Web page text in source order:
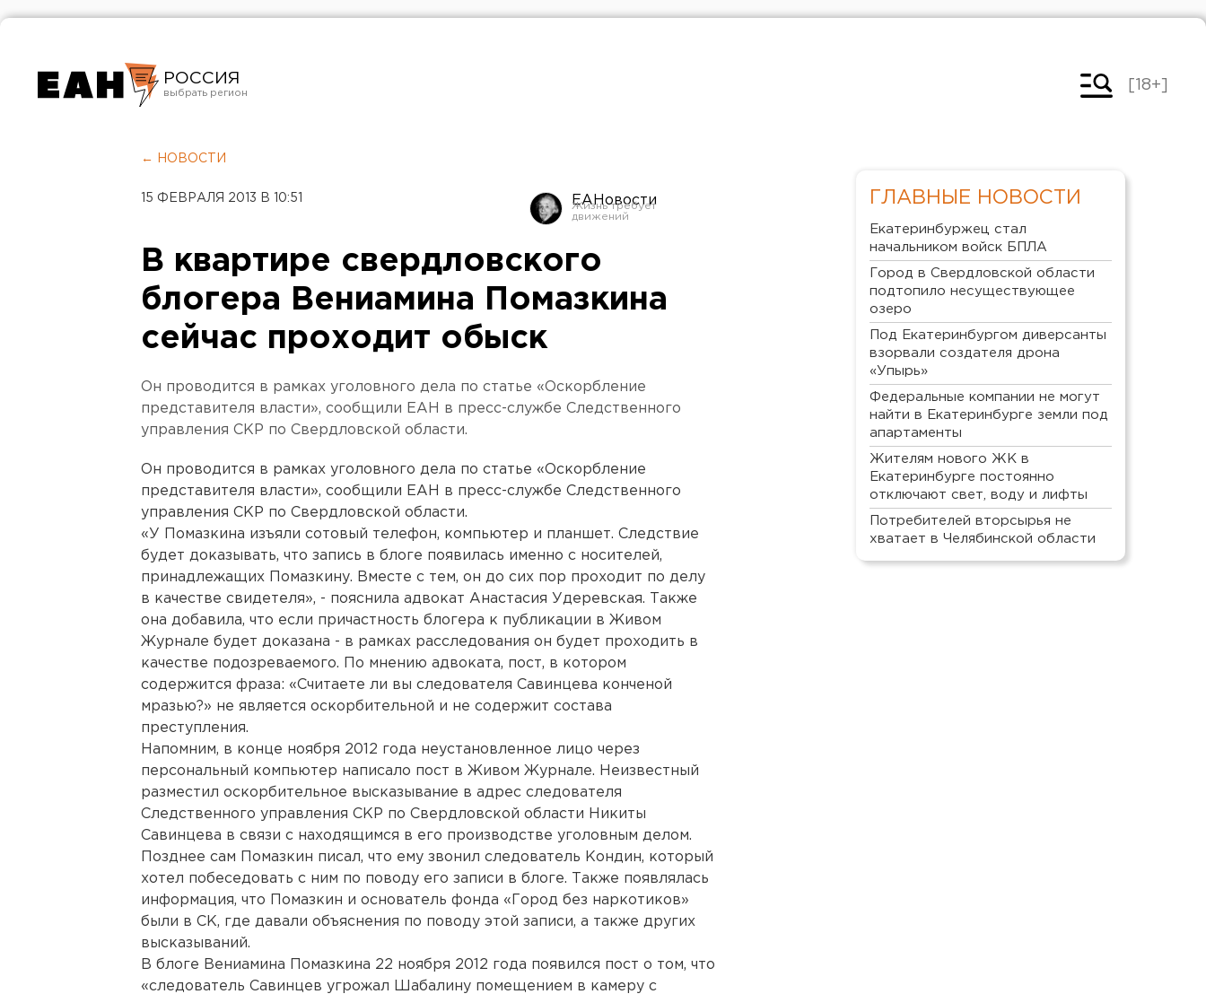
РОССИЯ
Челябинск
[18+]
← НОВОСТИ
15 ФЕВРАЛЯ 2013 В 10:51 ЕАНовости
В квартире свердловского
блогера Вениамина Помазкина
сейчас проходит обыск
Он проводится в рамках уголовного дела по статье «Оскорбление
представителя власти», сообщили ЕАН в пресс-службе Следственного
управления СКР по Свердловской области.
Он проводится в рамках уголовного дела по статье «Оскорбление
представителя власти», сообщили ЕАН в пресс-службе Следственного
управления СКР по Свердловской области.
«У Помазкина изъяли сотовый телефон, компьютер и планшет. Следствие
будет доказывать, что запись в блоге появилась именно с носителей,
принадлежащих Помазкину. Вместе с тем, он до сих пор проходит по делу
в качестве свидетеля», - пояснила адвокат Анастасия Удеревская. Также
она добавила, что если причастность блогера к публикации в Живом
Журнале будет доказана - в рамках расследования он будет проходить в
качестве подозреваемого. По мнению адвоката, пост, в котором
содержится фраза: «Считаете ли вы следователя Савинцева конченой
мразью?» не является оскорбительной и не содержит состава
преступления.
Напомним, в конце ноября 2012 года неустановленное лицо через
персональный компьютер написало пост в Живом Журнале. Неизвестный
разместил оскорбительное высказывание в адрес следователя
Следственного управления СКР по Свердловской области Никиты
Савинцева в связи с находящимся в его производстве уголовным делом.
Позднее сам Помазкин писал, что ему звонил следователь Кондин, который
хотел побеседовать с ним по поводу его записи в блоге. Также появлялась
информация, что Помазкин и основатель фонда «Город без наркотиков»
были в СК, где давали объяснения по поводу этой записи, а также других
высказываний.
В блоге Вениамина Помазкина 22 ноября 2012 года появился пост о том, что
«следователь Савинцев угрожал Шабалину помещением в камеру с
ГЛАВНЫЕ НОВОСТИ
Екатеринбуржец стал
начальником войск БПЛА
Город в Свердловской области
подтопило несуществующее
озеро
Под Екатеринбургом диверсанты
взорвали создателя дрона
«Упырь»
Федеральные компании не могут
найти в Екатеринбурге земли под
апартаменты
Жителям нового ЖК в
Екатеринбурге постоянно
отключают свет, воду и лифты
Потребителей вторсырья не
хватает в Челябинской области